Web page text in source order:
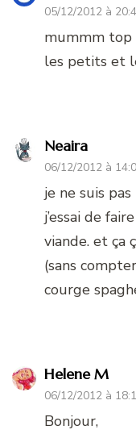
05/12/2012 à
mummm top
les petits et
Neaira
06/12/2012 à
je ne suis
j’essai de
viande. et ça
(sans
courge
Helene M
06/12/2012 à
Bonjour,